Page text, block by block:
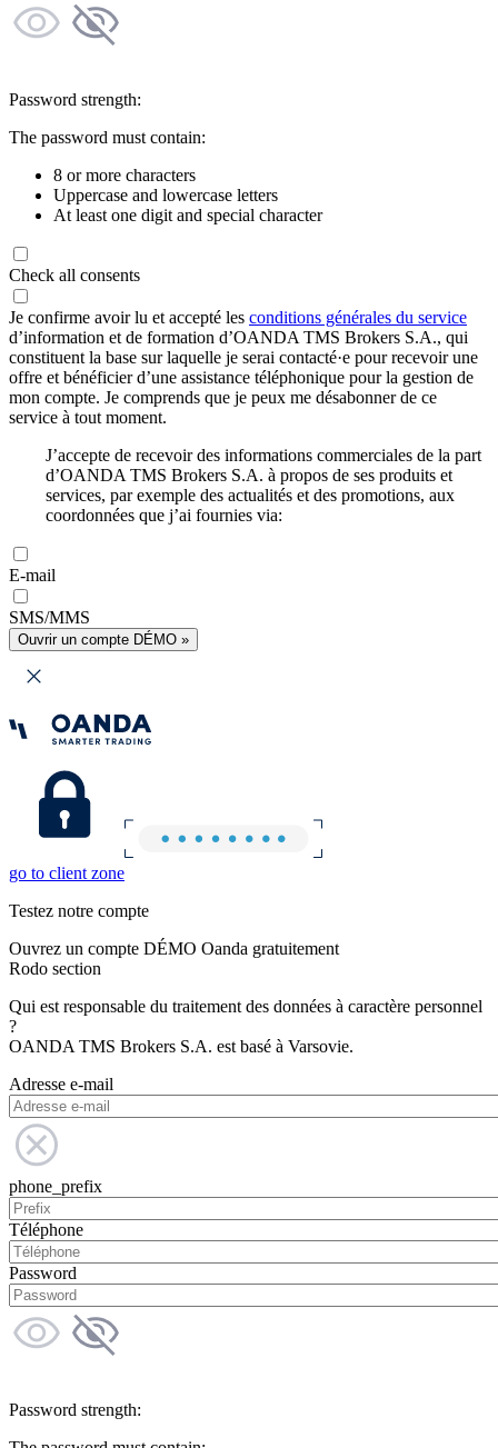
Password strength:
The password must contain:
8 or more characters
Uppercase and lowercase letters
At least one digit and special character
Check all consents
Je confirme avoir lu et accepté les conditions générales du service
d’information et de formation d’OANDA TMS Brokers S.A., qui
constituent la base sur laquelle je serai contacté·e pour recevoir une
offre et bénéficier d’une assistance téléphonique pour la gestion de
mon compte. Je comprends que je peux me désabonner de ce
service à tout moment.
J’accepte de recevoir des informations commerciales de la part
d’OANDA TMS Brokers S.A. à propos de ses produits et
services, par exemple des actualités et des promotions, aux
coordonnées que j’ai fournies via:
E-mail
SMS/MMS
Ouvrir un compte DÉMO »
go to client zone
Testez notre compte
Ouvrez un compte DÉMO Oanda gratuitement
Rodo section
Qui est responsable du traitement des données à caractère personnel
?
OANDA TMS Brokers S.A. est basé à Varsovie.
Adresse e-mail
phone_prefix
Téléphone
Password
Password strength: